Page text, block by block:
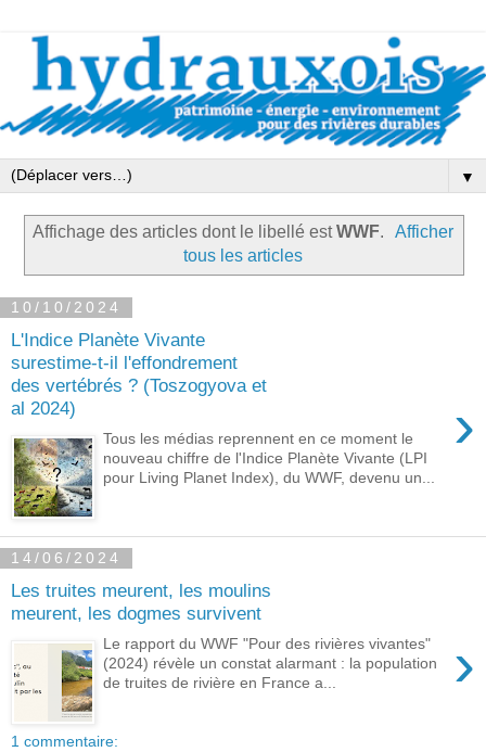
▼
Affichage des articles dont le libellé estWWF.
Afficher
tous les articles
10/10/2024
L'Indice Planète Vivante
surestime-t-il l'effondrement
des vertébrés ? (Toszogyova et
al 2024)
›
Tous les médias reprennent en ce moment le
nouveau chiffre de l'Indice Planète Vivante (LPI
pour Living Planet Index), du WWF, devenu un...
14/06/2024
Les truites meurent, les moulins
meurent, les dogmes survivent
›
Le rapport du WWF "Pour des rivières vivantes"
(2024) révèle un constat alarmant : la population
de truites de rivière en France a...
1 commentaire: